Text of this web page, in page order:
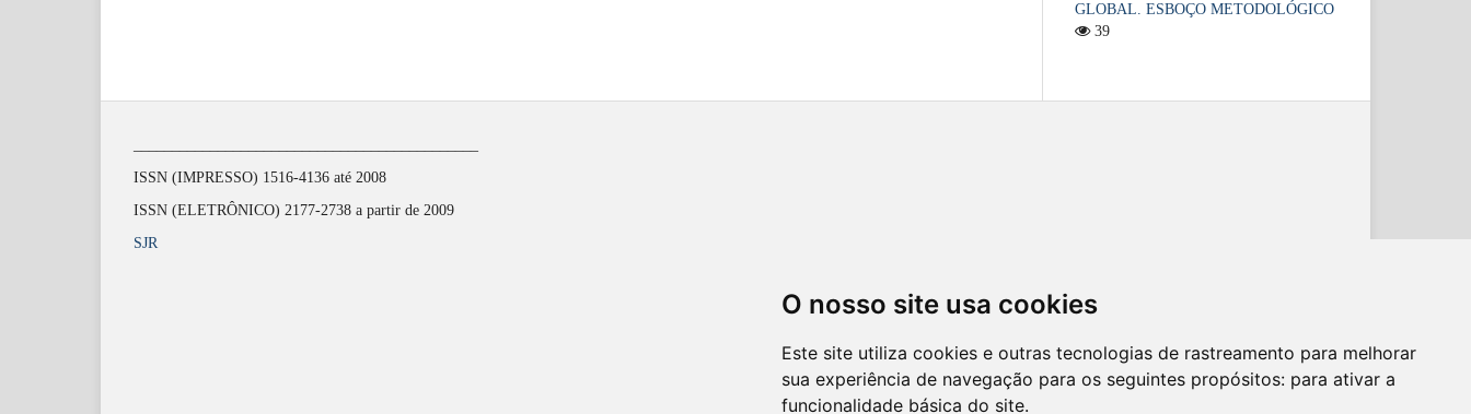
O nosso site usa cookies
Este site utiliza cookies e outras tecnologias de rastreamento para melhorar
sua experiência de navegação para os seguintes propósitos: para ativar a
funcionalidade básica do site.
GLOBAL. ESBOÇO METODOLÓGICO
39
ISSN (IMPRESSO) 1516-4136 até 2008
ISSN (ELETRÔNICO) 2177-2738 a partir de 2009
SJR